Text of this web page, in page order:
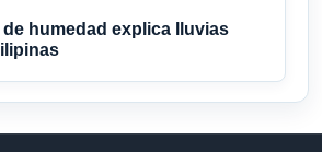
humedad explica lluvias